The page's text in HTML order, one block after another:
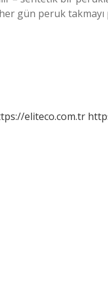
gün peruk takmayı
eliteco.com.tr